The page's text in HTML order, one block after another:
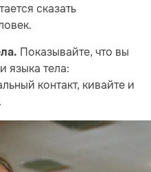
сказать
Показывайте, что вы
языка тела:
контакт, кивайте и